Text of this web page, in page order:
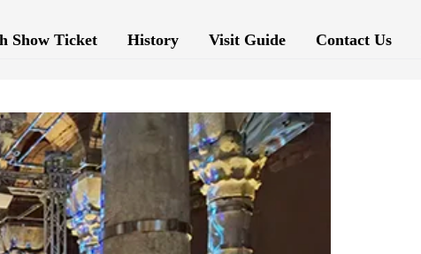
Show Ticket History Visit Guide Contact Us